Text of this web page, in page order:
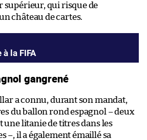
supérieur, qui risque de
château de cartes.
la FIFA
gangrené
a connu, durant son mandat,
du ballon rond espagnol – deux
une litanie de titres dans les
–, il a également émaillé sa